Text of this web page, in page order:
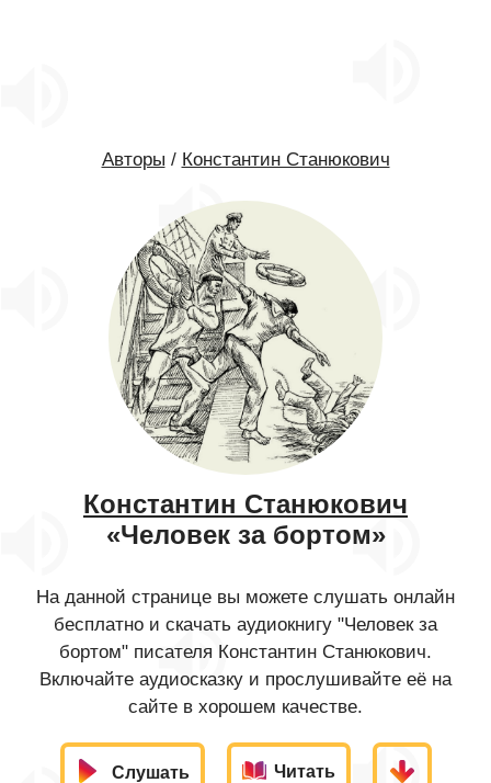
Авторы / Константин Станюкович
Константин Станюкович
«Человек за бортом»
На данной странице вы можете слушать онлайн
бесплатно и скачать аудиокнигу "Человек за
бортом" писателя Константин Станюкович.
Включайте аудиосказку и прослушивайте её на
сайте в хорошем качестве.
Слушать Читать